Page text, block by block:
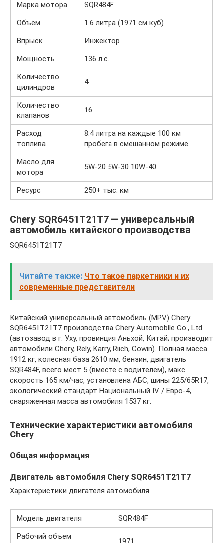
Марка мотора
SQR484F
Объём
1.6 литра (1971 см куб)
Впрыск
Инжектор
Мощность
136 л.с.
Количество
цилиндров
4
Количество
клапанов
16
Расход
топлива
8.4 литра на каждые 100 км
пробега в смешанном режиме
Масло для
мотора
5W-20 5W-30 10W-40
Ресурс 250+ тыс. км
Chery SQR6451T21T7 — универсальный
автомобиль китайского производства
SQR6451T21T7
Читайте также: Что такое паркетники и их
современные представители
Китайский универсальный автомобиль (MPV) Chery
SQR6451T21T7 производства Chery Automobile Co., Ltd.
(автозавод в г. Уху, провинция Аньхой, Китай; производит
автомобили Chery, Rely, Karry, Riich, Cowin). Полная масса
1912 кг, колесная база 2610 мм, бензин, двигатель
SQR484F, всего мест 5 (вместе с водителем), макс.
скорость 165 км/час, установлена АБС, шины 225/65R17,
экологический стандарт Национальный IV / Евро-4,
снаряженная масса автомобиля 1537 кг.
Технические характеристики автомобиля
Chery
Общая информация
Двигатель автомобиля Chery SQR6451T21T7
Характеристики двигателя автомобиля
Модель двигателя
SQR484F
Рабочий объем
1971